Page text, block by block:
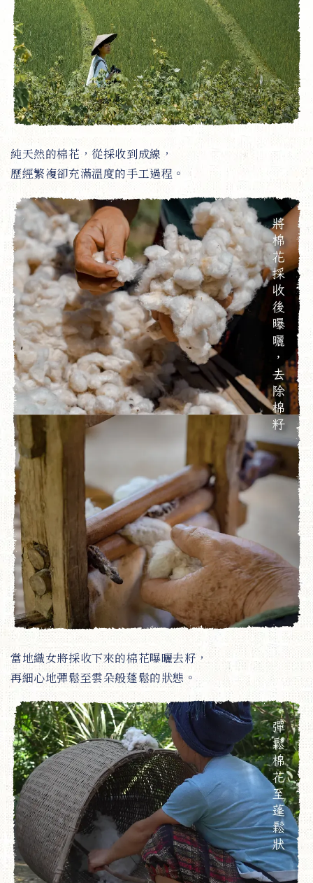
純天然的棉花，從採收到成線，
歷經繁複卻充滿溫度的手工過程。
當地織女將採收下來的棉花曝曬去籽，
再細心地彈鬆至雲朵般蓬鬆的狀態。